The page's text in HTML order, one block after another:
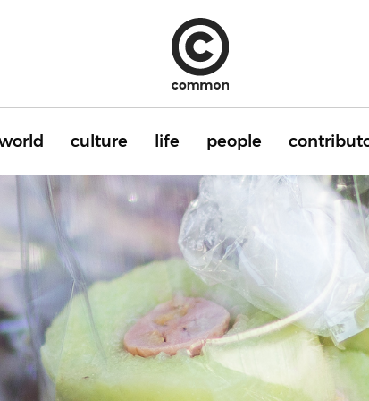
culture life people